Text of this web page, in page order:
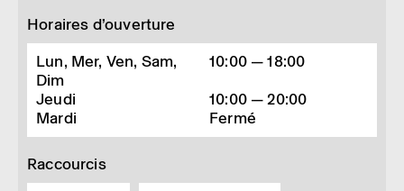
Horaires d’ouverture
Lun, Mer, Ven, Sam,
Dim
10:00 — 18:00
Jeudi
10:00 — 20:00
Mardi
Fermé
Raccourcis